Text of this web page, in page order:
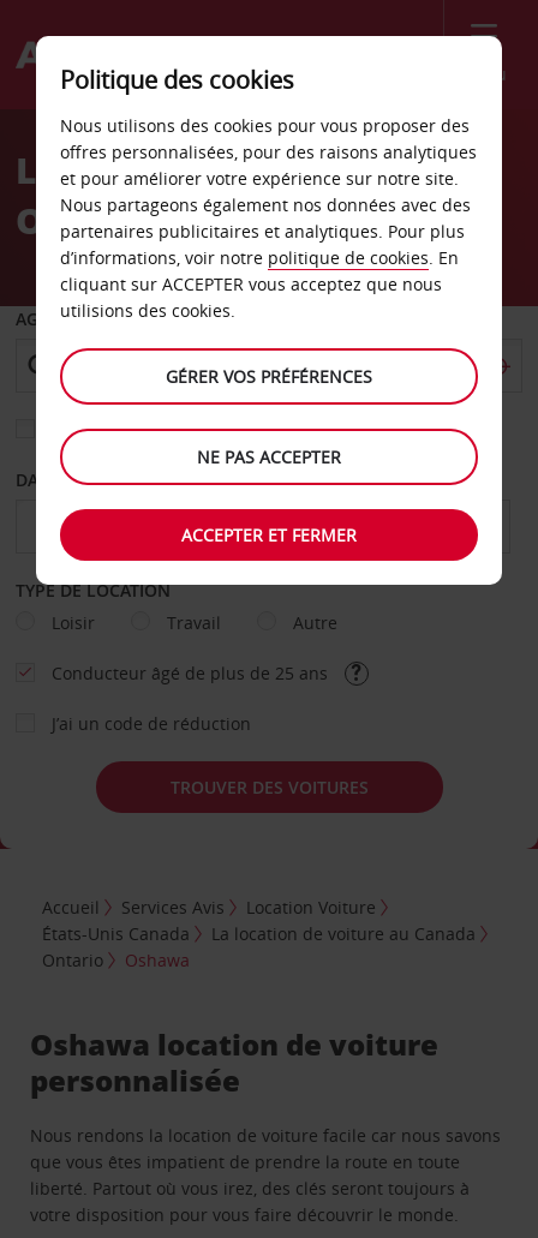
Menu
Welcome
AvisLocation de voiture
Oshawa
AGENCE DE DÉPART
Sélectionnez une autre agence de retour
DATE DE DÉPART DATE DE RETOUR
TYPE DE LOCATION
Loisir
Travail Autre
Conducteur âgé de plus de 25 ans
J’ai un code de réduction
TROUVER DES VOITURES
Accueil Services Avis
Location Voiture
États-Unis Canada
La location de voiture au Canada
Ontario
Oshawa
Oshawa location de voiture
personnalisée
Nous rendons la location de voiture facile car nous savons
que vous êtes impatient de prendre la route en toute
liberté. Partout où vous irez, des clés seront toujours à
votre disposition pour vous faire découvrir le monde.
Politique des cookies
Nous utilisons des cookies pour vous proposer des
offres personnalisées, pour des raisons analytiques
et pour améliorer votre expérience sur notre site.
Nous partageons également nos données avec des
partenaires publicitaires et analytiques. Pour plus
d’informations, voir notre politique de cookies. En
cliquant sur ACCEPTER vous acceptez que nous
utilisions des cookies.
GÉRER VOS PRÉFÉRENCES
NE PAS ACCEPTER
ACCEPTER ET FERMER